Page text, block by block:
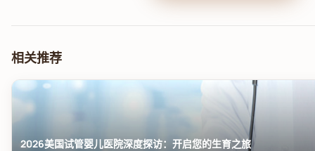
相关推荐
2026美国试管婴儿医院深度探访：开启您的生育之旅